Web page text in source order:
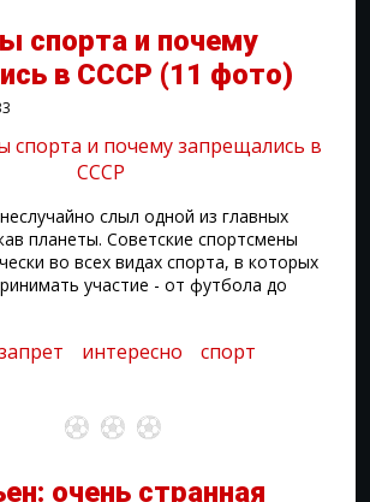
спорта и почему
в СССР (11 фото)
слыл одной из главных
планеты. Советские спортсмены
во всех видах спорта, в которых
участие - от футбола до
интересно
спорт
очень странная